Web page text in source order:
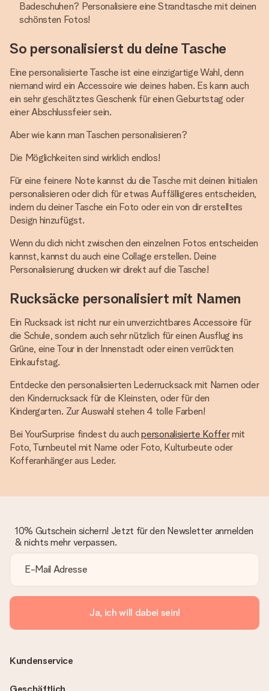
Badeschuhen? Personalisiere eine Strandtasche mit deinen
schönsten Fotos!
So personalisierst du deine Tasche
Eine personalisierte Tasche ist eine einzigartige Wahl, denn
niemand wird ein Accessoire wie deines haben. Es kann auch
ein sehr geschätztes Geschenk für einen Geburtstag oder
einer Abschlussfeier sein.
Aber wie kann man Taschen personalisieren?
Die Möglichkeiten sind wirklich endlos!
Für eine feinere Note kannst du die Tasche mit deinen Initialen
personalisieren oder dich für etwas Auffälligeres entscheiden,
indem du deiner Tasche ein Foto oder ein von dir erstelltes
Design hinzufügst.
Wenn du dich nicht zwischen den einzelnen Fotos entscheiden
kannst, kannst du auch eine Collage erstellen. Deine
Personalisierung drucken wir direkt auf die Tasche!
Rucksäcke personalisiert mit Namen
Ein Rucksack ist nicht nur ein unverzichtbares Accessoire für
die Schule, sondern auch sehr nützlich für einen Ausflug ins
Grüne, eine Tour in der Innenstadt oder einen verrückten
Einkaufstag.
Entdecke den personalisierten Lederrucksack mit Namen oder
den Kinderrucksack für die Kleinsten, oder für den
Kindergarten. Zur Auswahl stehen 4 tolle Farben!
Bei YourSurprise findest du auchpersonalisierte Koffermit
Foto, Turnbeutel mit Name oder Foto, Kulturbeute oder
Kofferanhänger aus Leder.
10% Gutschein sichern! Jetzt für den Newsletter anmelden
& nichts mehr verpassen.
Ja, ich will dabei sein!
Kundenservice